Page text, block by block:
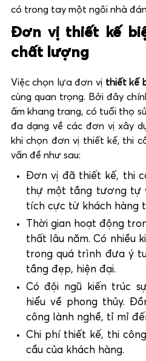
có trong tay một ngôi nhà
Đơn vị thiết kế
chất lượng
Việc chọn lựa đơn vị thiết kế
cùng quan trọng. Bởi đây
ấm khang trang, có tuổi thọ
đa dạng về các đơn vị xây
khi chọn đơn vị thiết kế, thi
vấn đề như sau:
Đơn vị đã thiết kế, thi
thự một tầng tương tự
tích cực từ khách hàng
Thời gian hoạt động
thất lâu năm. Có nhiều
trong quá trình đưa ý
tầng đẹp, hiện đại.
Có đội ngũ kiến trúc
hiểu về phong thủy.
công lành nghề, tỉ mỉ
Chi phí thiết kế, thi
cầu của khách hàng.